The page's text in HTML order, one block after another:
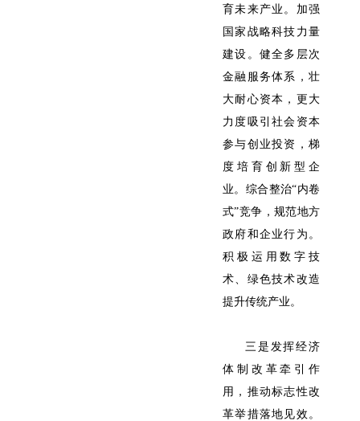
育未来产业。加强
国家战略科技力量
建设。健全多层次
金融服务体系，壮
大耐心资本，更大
力度吸引社会资本
参与创业投资，梯
度培育创新型企
业。综合整治“内卷
式”竞争，规范地方
政府和企业行为。
积极运用数字技
术、绿色技术改造
提升传统产业。
三是发挥经济
体制改革牵引作
用，推动标志性改
革举措落地见效。